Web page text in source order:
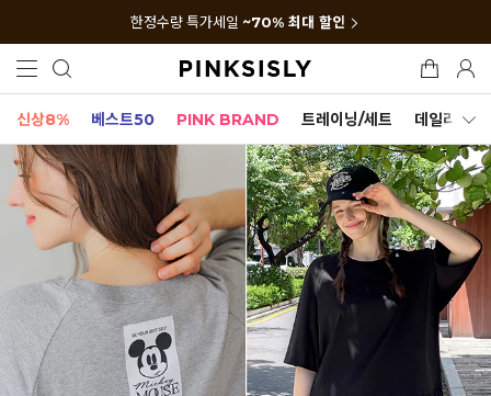
한정수량 특가세일 ~70% 최대 할인
신상8% 베스트50 PINK BRAND 트레이닝/세트 데일리세트